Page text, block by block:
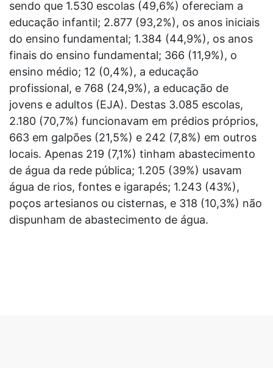
sendo que 1.530 escolas (49,6%) ofereciam a
educação infantil; 2.877 (93,2%), os anos iniciais
do ensino fundamental; 1.384 (44,9%), os anos
finais do ensino fundamental; 366 (11,9%), o
ensino médio; 12 (0,4%), a educação
profissional, e 768 (24,9%), a educação de
jovens e adultos (EJA). Destas 3.085 escolas,
2.180 (70,7%) funcionavam em prédios próprios,
663 em galpões (21,5%) e 242 (7,8%) em outros
locais. Apenas 219 (7,1%) tinham abastecimento
de água da rede pública; 1.205 (39%) usavam
água de rios, fontes e igarapés; 1.243 (43%),
poços artesianos ou cisternas, e 318 (10,3%) não
dispunham de abastecimento de água.